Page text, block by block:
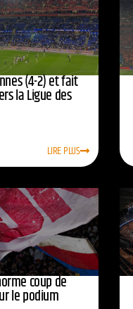
(4-2) et fait
la Ligue des
LIRE PLUS
coup de
le podium